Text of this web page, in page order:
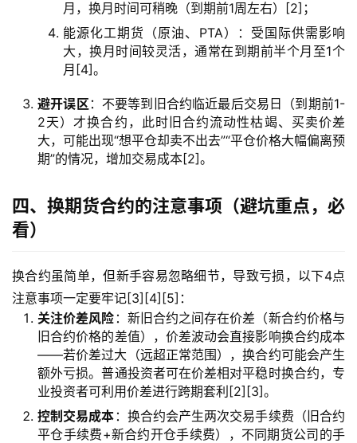
期
货
户
白
纳
月，换月时间可稍晚（到期前1周左右）[2]；
能源化工期货（原油、PTA）：受国际供需影响
大，换月时间较灵活，通常在到期前半个月至1个
月[4]。
避开误区 ：不要等到旧合约临近最后交易日（到期前1-
2天）才换合约，此时旧合约流动性枯竭、买卖价差
大，可能出现“想平仓却卖不出去”“平仓价格大幅偏离预
期”的情况，增加交易成本[2]。
四、换期货合约的注意事项（避坑重点，必
看）
换合约虽简单，但新手容易忽略细节，导致亏损，以下4点
注意事项一定要牢记[3][4][5]：
关注价差风险 ：新旧合约之间存在价差（新合约价格与
旧合约价格的差值），价差波动会直接影响换合约成本
——若价差过大（远超正常范围），换合约可能会产生
额外亏损。普通投资者可在价差相对平稳时换合约，专
业投资者可利用价差进行跨期套利[2][3]。
控制交易成本 ：换合约会产生两次交易手续费（旧合约
平仓手续费+新合约开仓手续费），不同期货公司的手